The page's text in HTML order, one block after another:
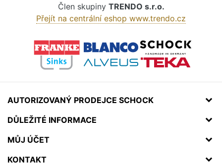
Člen skupiny TRENDO s.r.o.
Přejít na centrální eshop www.trendo.cz
AUTORIZOVANÝ PRODEJCE SCHOCK
DŮLEŽITÉ INFORMACE
MŮJ ÚČET
KONTAKT